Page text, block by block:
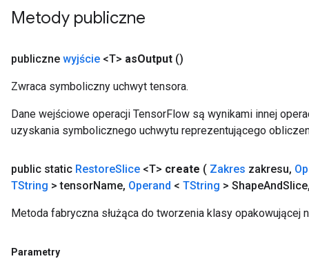
Metody publiczne
publiczne wyjście <T> asOutput ()
Zwraca symboliczny uchwyt tensora.
Dane wejściowe operacji TensorFlow są wynikami innej
uzyskania symbolicznego uchwytu reprezentującego
public static RestoreSlice <T> create ( Zakres zakresu,
TString > tensorName, Operand < TString > ShapeAndSlice
Metoda fabryczna służąca do tworzenia klasy opakowującej
Parametry